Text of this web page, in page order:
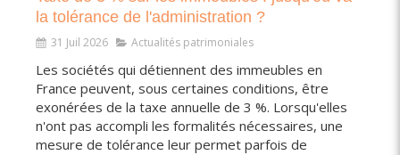
la tolérance de l'administration ?
31 Juil 2026 Actualités patrimoniales
Les sociétés qui détiennent des immeubles en
France peuvent, sous certaines conditions, être
exonérées de la taxe annuelle de 3 %. Lorsqu'elles
n'ont pas accompli les formalités nécessaires, une
mesure de tolérance leur permet parfois de